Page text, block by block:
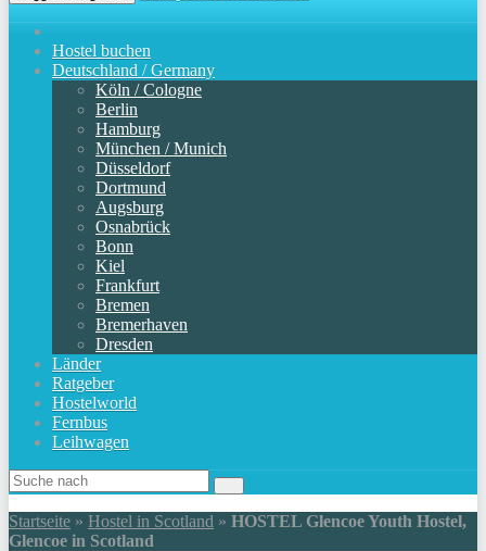
Hostel buchen
Deutschland / Germany
Köln / Cologne
Berlin
Hamburg
München / Munich
Düsseldorf
Dortmund
Augsburg
Osnabrück
Bonn
Kiel
Frankfurt
Bremen
Bremerhaven
Dresden
Länder
Ratgeber
Hostelworld
Fernbus
Leihwagen
Startseite » Hostel in Scotland » HOSTEL Glencoe Youth Hostel,
Glencoe in Scotland